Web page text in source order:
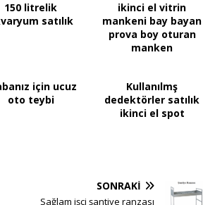
150 litrelik
satılık
ikinci el vitrin
mankeni bay bayan
prova boy oturan
manken
için ucuz
oto teybi
Kullanılmş
dedektörler satılık
ikinci el spot
SONRAKI
Sağlam işçi şantiye ranzası